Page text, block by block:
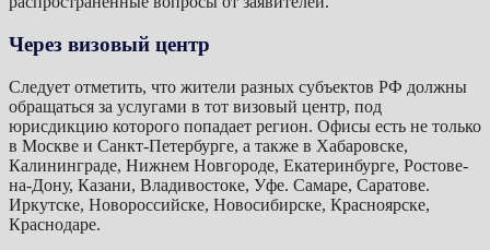
Через визовый центр
Следует отметить, что жители разных субъектов РФ должны
обращаться за услугами в тот визовый центр, под
юрисдикцию которого попадает регион. Офисы есть не только
в Москве и Санкт-Петербурге, а также в Хабаровске,
Калининграде, Нижнем Новгороде, Екатеринбурге, Ростове-
на-Дону, Казани, Владивостоке, Уфе. Самаре, Саратове.
Иркутске, Новороссийске, Новосибирске, Красноярске,
Краснодаре.